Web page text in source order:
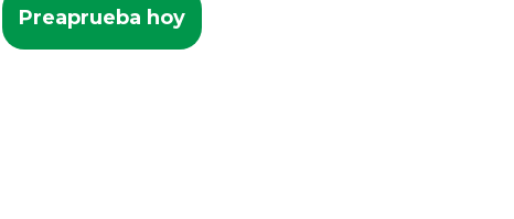
Preaprueba hoy